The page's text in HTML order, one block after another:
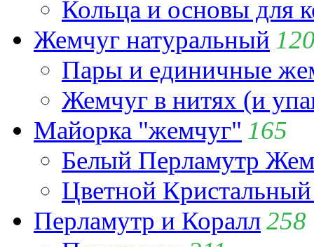
Кольца и основы для
Жемчуг натуральный
Пары и единичные
Жемчуг в нитях (и
Майорка "жемчуг" 165
Белый Перламутр
Цветной
Перламутр и Коралл258